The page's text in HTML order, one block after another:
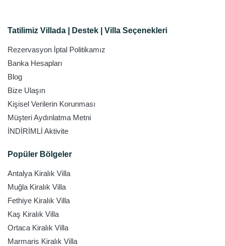
Tatilimiz Villada | Destek | Villa Seçenekleri
Rezervasyon İptal Politikamız
Banka Hesapları
Blog
Bize Ulaşın
Kişisel Verilerin Korunması
Müşteri Aydınlatma Metni
İNDİRİMLİ Aktivite
Popüler Bölgeler
Antalya Kiralık Villa
Muğla Kiralık Villa
Fethiye Kiralık Villa
Kaş Kiralık Villa
Ortaca Kiralık Villa
Marmaris Kiralık Villa